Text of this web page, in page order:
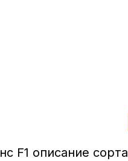
F1 описание сорта